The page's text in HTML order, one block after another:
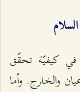
في كيفيّة تحقّق
والخارج. وأما